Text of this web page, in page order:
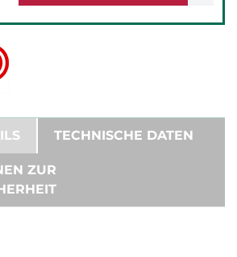
TECHNISCHE DATEN
ZUR